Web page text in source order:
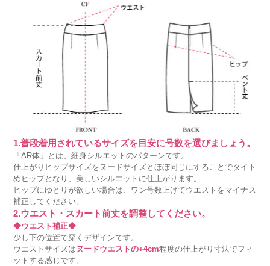
1.普段着用されているサイズを目安に号数を選びましょう。
「AR体」とは、細身シルエットのパターンです。
仕上がりヒップサイズをヌードサイズとほぼ同じにすることでタイト
めヒップとなり、美しいシルエットに仕上がります。
ヒップにゆとりが欲しい場合は、ワン号数上げてウエストをマイナス
補正してください。
2.ウエスト・スカート前丈を調整してください。
◆ウエスト補正◆
少し下の位置で穿くデザインです。
ウエストサイズは ヌードウエストの+4cm程度の仕上がり寸法でフィ
ットする感じです。